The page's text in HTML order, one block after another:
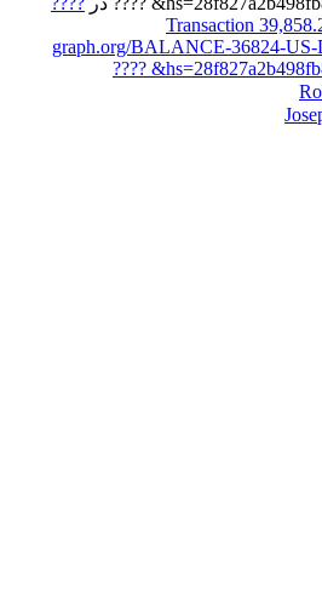
Transaction
graph.org/BALANCE-36824-